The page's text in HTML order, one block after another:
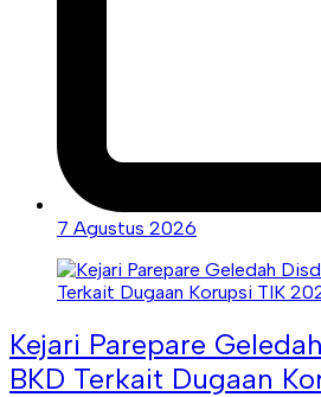
7 Agustus 2026
Kejari Parepare
BKD Terkait Dugaan